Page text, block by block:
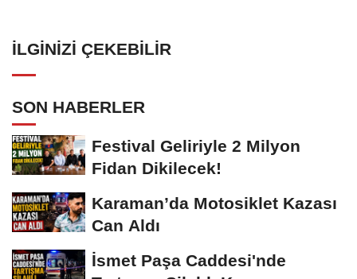
İLGINIZI ÇEKEBILIR
SON HABERLER
Festival Geliriyle 2 Milyon
Fidan Dikilecek!
Karaman’da Motosiklet Kazası
Can Aldı
İsmet Paşa Caddesi'nde